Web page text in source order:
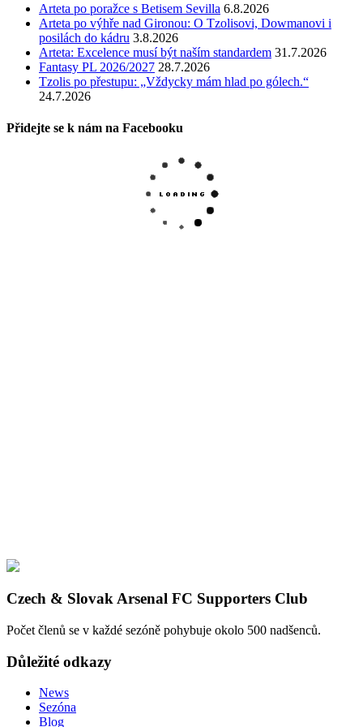
Arteta po poražce s Betisem Sevilla 6.8.2026
Arteta po výhře nad Gironou: O Tzolisovi, Dowmanovi i
posilách do kádru 3.8.2026
Arteta: Excelence musí být naším standardem 31.7.2026
Fantasy PL 2026/2027 28.7.2026
Tzolis po přestupu: „Vždycky mám hlad po gólech.“
24.7.2026
Přidejte se k nám na Facebooku
Czech & Slovak Arsenal FC Supporters Club
Počet členů se v každé sezóně pohybuje okolo 500 nadšenců.
Důležité odkazy
News
Sezóna
Blog